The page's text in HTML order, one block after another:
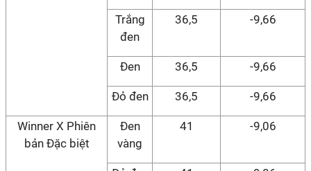
Trắng
đen
36,5 -9,66
Đen 36,5 -9,66
Đỏ đen 36,5 -9,66
Winner X Phiên
bản Đặc biệt
Đen
vàng
41 -9,06